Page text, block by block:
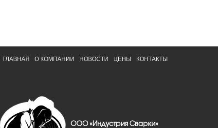
ГЛАВНАЯ О КОМПАНИИ НОВОСТИ ЦЕНЫ КОНТАКТЫ
ООО «Индустрия Сварки»